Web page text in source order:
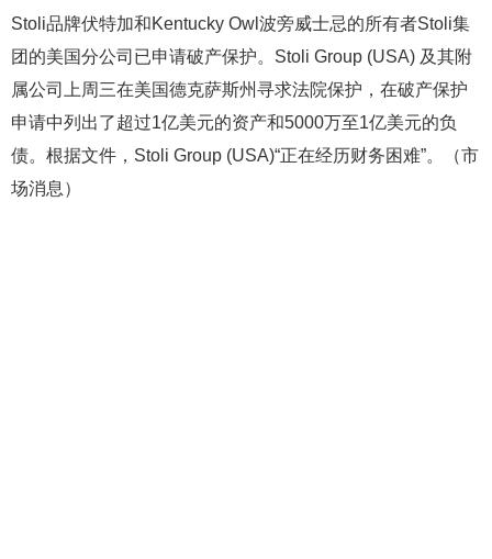
Stoli品牌伏特加和Kentucky Owl波旁威士忌的所有者Stoli集
团的美国分公司已申请破产保护。Stoli Group (USA) 及其附
属公司上周三在美国德克萨斯州寻求法院保护，在破产保护
申请中列出了超过1亿美元的资产和5000万至1亿美元的负
债。根据文件，Stoli Group (USA)“正在经历财务困难”。（市
场消息）